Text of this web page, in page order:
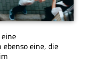
eine, die